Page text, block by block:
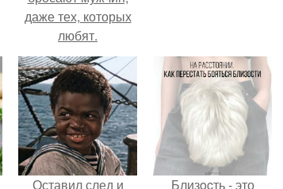
даже тех, которых
любят.
Оставил след и Близocть - это